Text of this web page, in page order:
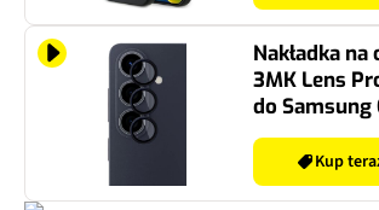
Nakładka
3MK Lens
do Samsung
Kup